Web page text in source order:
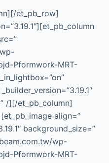
et_pb_row]
Pformwork-MRT-
/][/et_pb_column]
align=”
background_size=”
wp-
Pformwork-MRT-